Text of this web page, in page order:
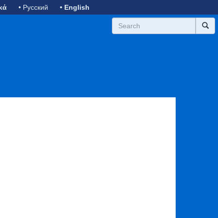
• Русский • English